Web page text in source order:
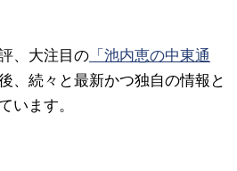
、大注目の 「池内恵の中東通
、続々と最新かつ独自の情報と
います。